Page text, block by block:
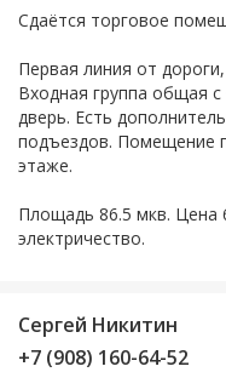
Сдаётся торговое
Первая линия от
Входная группа общая
дверь. Есть
подъездов. Помещение
этаже.
Площадь 86.5 мкв. Цена
электричество.
Сергей Никитин
+7 (908) 160-64-52